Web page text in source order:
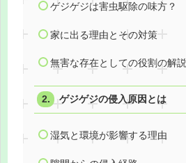
ゲジゲジは害虫駆除の味方？
家に出る理由とその対策
無害な存在としての役割の解説
ゲジゲジの侵入原因とは
湿気と環境が影響する理由